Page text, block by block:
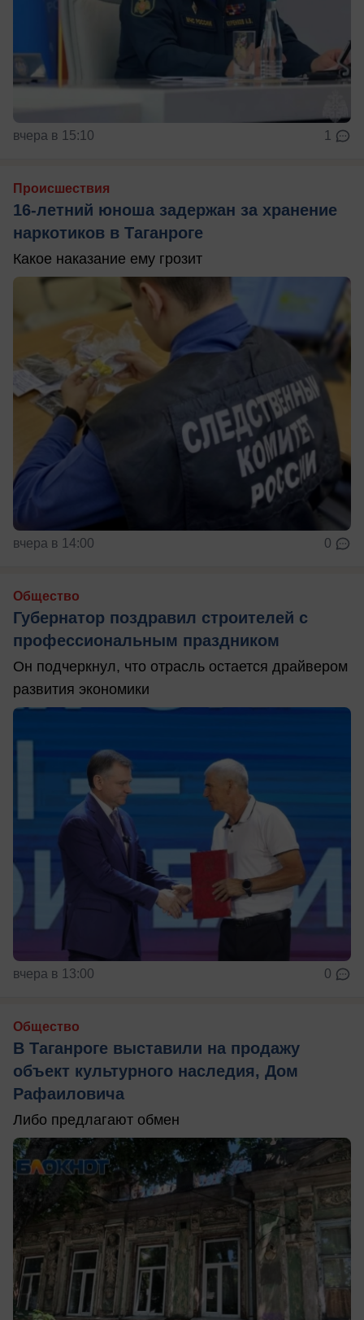
вчера в 15:10 1
Происшествия
16-летний юноша задержан за хранение
наркотиков в Таганроге
Какое наказание ему грозит
вчера в 14:00 0
Общество
Губернатор поздравил строителей с
профессиональным праздником
Он подчеркнул, что отрасль остается драйвером
развития экономики
вчера в 13:00 0
Общество
В Таганроге выставили на продажу
объект культурного наследия, Дом
Рафаиловича
Либо предлагают обмен